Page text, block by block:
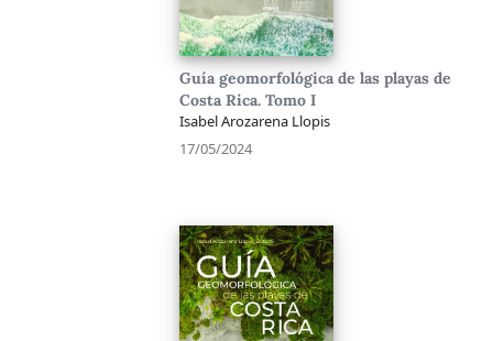
Guía geomorfológica de las playas de
Costa Rica. Tomo I
Isabel Arozarena Llopis
17/05/2024